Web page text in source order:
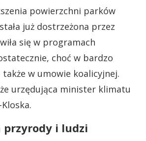
powierzchni parków
już dostrzeżona przez
się w programach
choć w bardzo
w umowie koalicyjnej.
urzędująca minister klimatu
przyrody i ludzi